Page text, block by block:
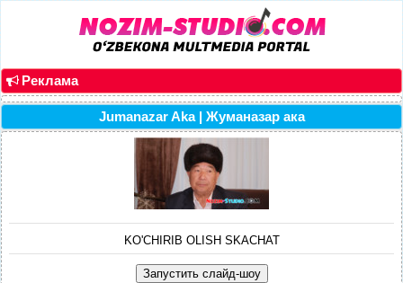
Реклама
Jumanazar Aka | Жуманазар ака
KO'CHIRIB OLISH SKACHAT